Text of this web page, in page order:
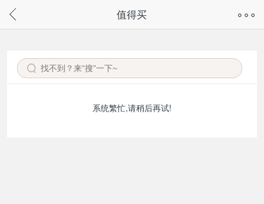
请通过微信或支付宝搜“奇兔客小程序”访问
值得买
系统繁忙,请稍后再试!